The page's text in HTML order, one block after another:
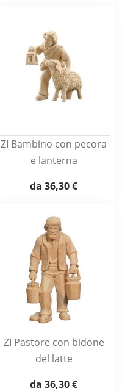
ZI Bambino con pecora
e lanterna
da 36,30 €
ZI Pastore con bidone
del latte
da 36,30 €